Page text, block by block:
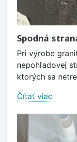
Spodná
Pri výrobe
nepohľadovej
ktorých sa
Čítať viac